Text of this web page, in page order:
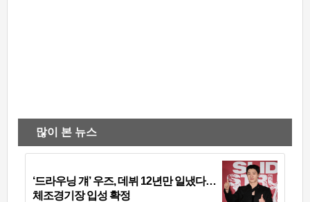
많이 본 뉴스
‘드라우닝 걔’ 우즈, 데뷔 12년만 일냈다…
체조경기장 입성 확정